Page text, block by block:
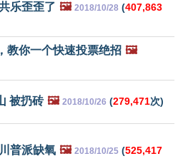
乐歪歪了 🖼️ 2018/10/28 (407,863
教你一个快速投票绝招 🖼️
被扔砖 🖼️ 2018/10/26 (279,471次)
普派缺氧 🖼️ 2018/10/25 (525,417